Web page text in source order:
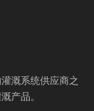
溉系统供应商之
产品。